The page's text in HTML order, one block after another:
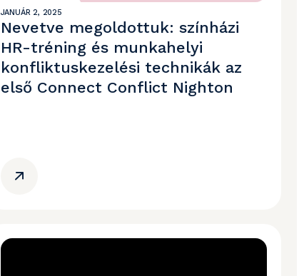
JANUÁR 2, 2025
Nevetve megoldottuk: színházi
HR-tréning és munkahelyi
konfliktuskezelési technikák az
első Connect Conflict Nighton